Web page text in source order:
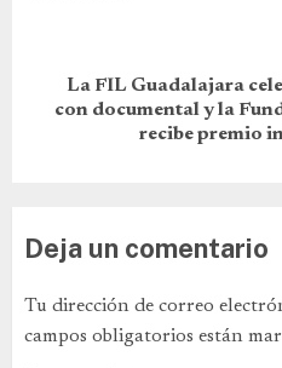
La FIL Guadalajara
con documental y la
recibe premio
Deja un comentario
Tu dirección de correo
campos obligatorios están